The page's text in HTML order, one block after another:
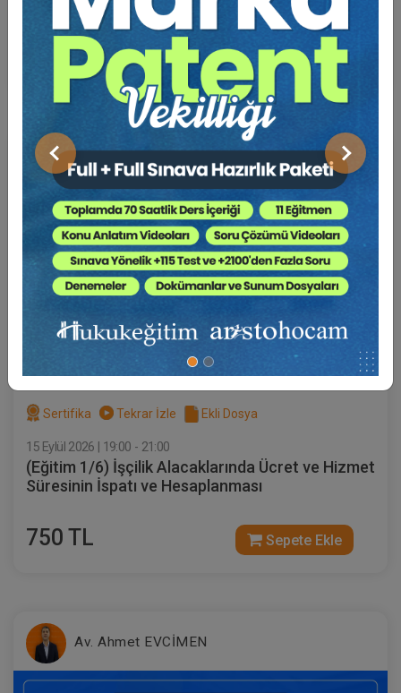
Önceki Sonraki
Eğitim Tarihi Eğitim Saati
4500 TL
3750 TL Sepete Ekle
Av. Ahmet EVCİMEN
Sertifika Tekrar İzle Ekli Dosya
15 Eylül 2026 | 19:00 - 21:00
(Eğitim 1/6) İşçilik Alacaklarında Ücret ve Hizmet
Süresinin İspatı ve Hesaplanması
750 TL Sepete Ekle
Av. Ahmet EVCİMEN